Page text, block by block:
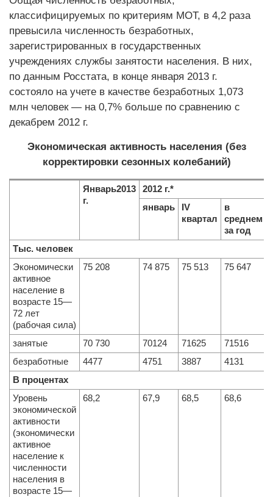
классифицируемых по критериям МОТ, в 4,2 раза
превысила численность безработных,
зарегистрированных в государственных
учреждениях службы занятости населения. В них,
по данным Росстата, в конце января 2013 г.
состояло на учете в качестве безработных 1,073
млн человек — на 0,7% больше по сравнению с
декабрем 2012 г.
Экономическая активность населения (без
корректировки сезонных колебаний)
Январь2013
г.
2012 г.*
январь
IV
квартал
в
среднем
за год
Тыс. человек
Экономически
активное
население в
возрасте 15—
72 лет
(рабочая сила)
75 208 74 875 75 513 75 647
занятые 70 730 70124 71625 71516
безработные
4477 4751 3887 4131
В процентах
Уровень
экономической
активности
(экономически
активное
население к
численности
населения в
возрасте 15—
68,2 67,9 68,5 68,6